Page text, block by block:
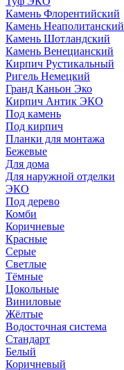
Камень Флорентийский
Камень Неаполитанский
Камень Шотландский
Камень Венецианский
Кирпич Рустикальный
Ригель Немецкий
Гранд Каньон Эко
Кирпич Антик ЭКО
Под камень
Под кирпич
Планки для монтажа
Бежевые
Для дома
Для наружной отделки
ЭКO
Под дерево
Комби
Коричневые
Красные
Серые
Светлые
Тёмные
Цокольные
Виниловые
Жёлтые
Водосточная система
Стандарт
Белый
Коричневый